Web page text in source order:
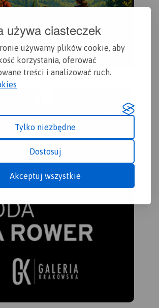
używa ciasteczek
używamy plików cookie, aby
korzystania, oferować
treści i analizować ruch.
Tylko niezbędne
Dostosuj
Akceptuj wszystkie